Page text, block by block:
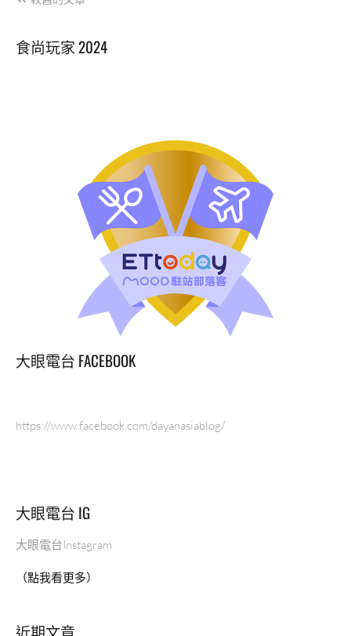
大
進
擊
剝
皮
辣
椒
雞、
膳
酒
養
覽
食尚玩家 2024
大眼電台 FACEBOOK
https://www.facebook.com/dayanasiablog/
大眼電台 IG
大眼電台Instagram
（點我看更多）